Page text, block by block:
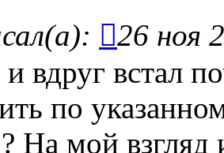
26 ноя
вдруг встал
по
На мой